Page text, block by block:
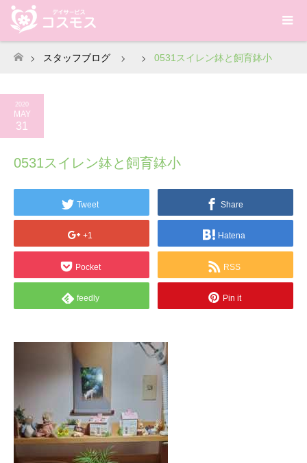
ホーム
スタッフブログ 0531スイレン鉢と飼育鉢小
2020
MAY
31
0531スイレン鉢と飼育鉢小
Tweet Share
+1 Hatena
Pocket RSS
feedly Pin it